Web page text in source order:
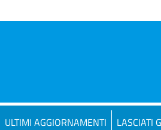
ULTIMI AGGIORNAMENTI LASCIATI